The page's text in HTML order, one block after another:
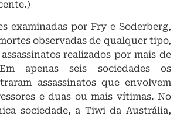
examinadas por Fry e Soderberg,
observadas de qualquer tipo,
realizados por mais de
apenas seis sociedades os
assassinatos que envolvem
e duas ou mais vítimas. No
sociedade, a Tiwi da Austrália,